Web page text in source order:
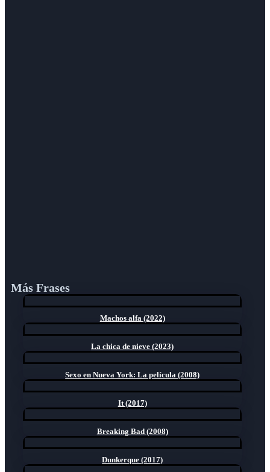
Más Frases
Machos alfa (2022)
La chica de nieve (2023)
Sexo en Nueva York: La película (2008)
It (2017)
Breaking Bad (2008)
Dunkerque (2017)